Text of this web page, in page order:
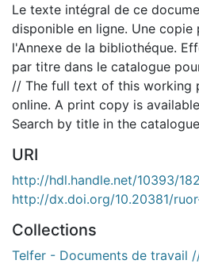
Le texte intégral de ce
disponible en ligne. Une
l'Annexe de la bibliothéque.
par titre dans le catalogue
// The full text of this working
online. A print copy is
Search by title in the
URI
http://hdl.handle.net/10393/
http://dx.doi.org/10.20381/
Collections
Telfer - Documents de travail